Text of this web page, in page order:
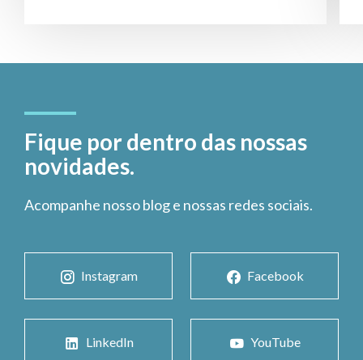
Fique por dentro das nossas
novidades.
Acompanhe nosso blog e nossas redes sociais.
Instagram Facebook
LinkedIn YouTube